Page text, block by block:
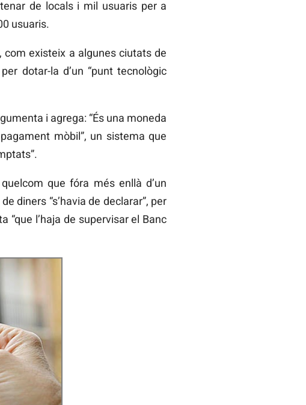
de locals i mil usuaris per a
usuaris.
existeix a algunes ciutats de
dotar-la d’un “punt tecnològic
i agrega: “És una moneda
mòbil”, un sistema que
que fóra més enllà d’un
diners “s’havia de declarar”, per
l’haja de supervisar el Banc